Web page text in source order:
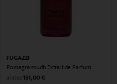
FUGAZZI
Pomegranoudh Extrait de Parfum
alates Original Price
151,00 €